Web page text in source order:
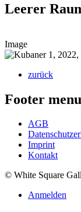
Leerer
Image
zurück
Footer menu
AGB
Imprint
Kontakt
© White Square
Anmelden